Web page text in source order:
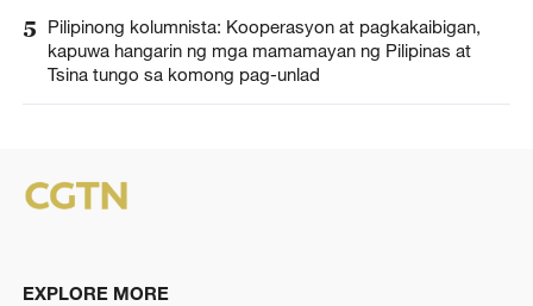
5
Pilipinong kolumnista: Kooperasyon at pagkakaibigan,
kapuwa hangarin ng mga mamamayan ng Pilipinas at
Tsina tungo sa komong pag-unlad
EXPLORE MORE